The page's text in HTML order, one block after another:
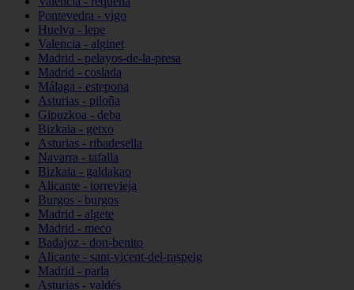
Pontevedra - vigo
Huelva - lepe
Valencia - alginet
Madrid - pelayos-de-la-presa
Madrid - coslada
Málaga - estepona
Asturias - piloña
Gipuzkoa - deba
Bizkaia - getxo
Asturias - ribadesella
Navarra - tafalla
Bizkaia - galdakao
Alicante - torrevieja
Burgos - burgos
Madrid - algete
Madrid - meco
Badajoz - don-benito
Alicante - sant-vicent-del-raspeig
Madrid - parla
Asturias - valdés